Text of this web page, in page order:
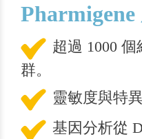
超過 1000
群。
靈敏度與特
基因分析從